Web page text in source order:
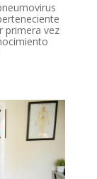
primera vez